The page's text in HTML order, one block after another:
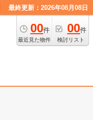
最終更新：2026年08月08日
00件
最近見た物件
00件
検討リスト